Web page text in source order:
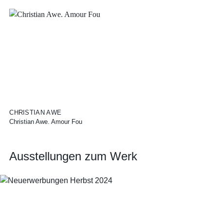
CHRISTIAN AWE
Christian Awe. Amour Fou
Ausstellungen zum Werk